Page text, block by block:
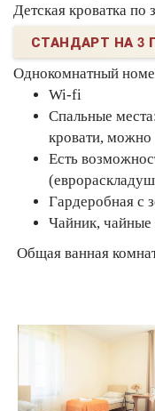
Детская кроватка по
СТАНДАРТ НА 3
Однокомнатный
Wi-fi
Спальные
кровати, можно
Есть
Гардеробная с
Чайник, чайные
Общая ванная